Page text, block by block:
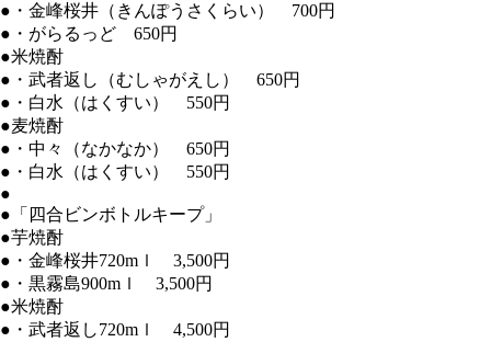
●・金峰桜井（きんぽうさくらい） 700円
●・がらるっど 650円
●米焼酎
●・武者返し（むしゃがえし） 650円
●・白水（はくすい） 550円
●麦焼酎
●・中々（なかなか） 650円
●・白水（はくすい） 550円
●
●「四合ビンボトルキープ」
●芋焼酎
●・金峰桜井720mｌ 3,500円
●・黒霧島900mｌ 3,500円
●米焼酎
●・武者返し720mｌ 4,500円